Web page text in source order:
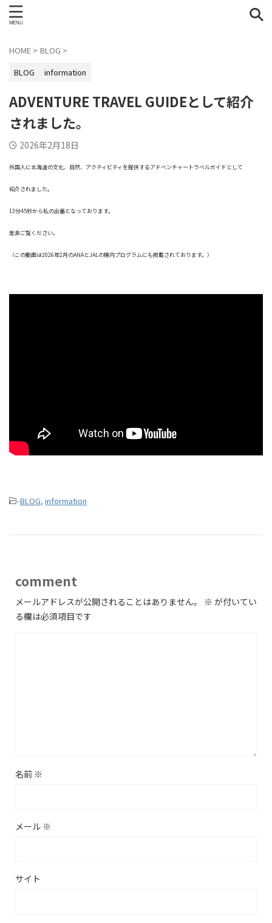
HOME > BLOG >
BLOG
information
ADVENTURE TRAVEL GUIDEとして紹介
されました。
2026年2月18日
外国人に北海道の文化、自然、アクティビティを提供するアドベンチャートラベルガイドとして
紹介されました。
13分45秒から私の出番となっております。
是非ご覧ください。
（この動画は2026年2月のANAとJALの機内プログラムにも掲載されております。）
-BLOG, information
comment
メールアドレスが公開されることはありません。 ※ が付いてい
る欄は必須項目です
名前 ※
メール ※
サイト